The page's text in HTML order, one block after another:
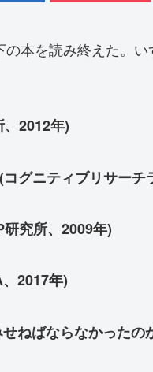
本を読み終えた。
2012年)
グニティブリサーチ
究所、2009年)
2017年)
ねばならなかったの